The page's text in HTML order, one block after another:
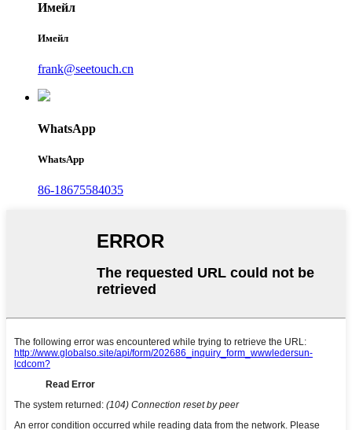
Имейл
Имейл
frank@seetouch.cn
WhatsApp
WhatsApp
86-18675584035